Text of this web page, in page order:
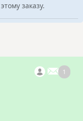
заказу.
1